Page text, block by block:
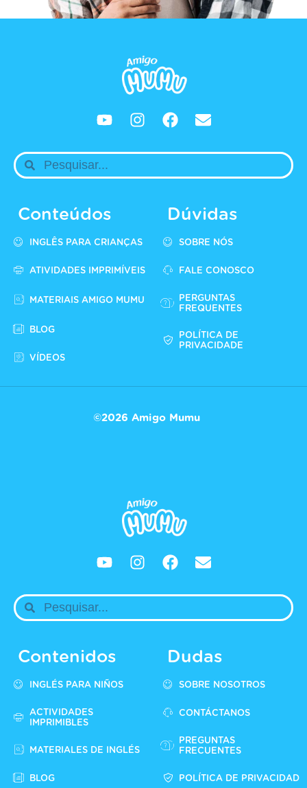
Conteúdos
INGLÊS PARA CRIANÇAS
ATIVIDADES IMPRIMÍVEIS
MATERIAIS AMIGO MUMU
BLOG
VÍDEOS
Dúvidas
SOBRE NÓS
FALE CONOSCO
PERGUNTAS
FREQUENTES
POLÍTICA DE
PRIVACIDADE
©2026 Amigo Mumu
Contenidos
INGLÉS PARA NIÑOS
ACTIVIDADES
IMPRIMIBLES
MATERIALES DE INGLÉS
BLOG
Dudas
SOBRE NOSOTROS
CONTÁCTANOS
PREGUNTAS
FRECUENTES
POLÍTICA DE PRIVACIDAD